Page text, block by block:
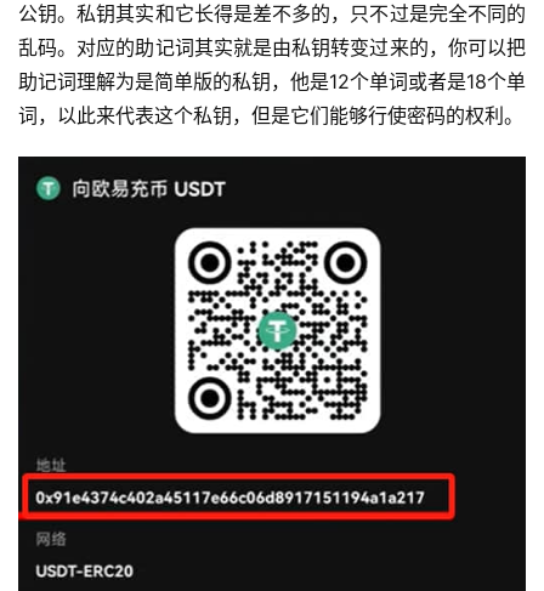
公钥。私钥其实和它长得是差不多的，只不过是完全不同的
乱码。对应的助记词其实就是由私钥转变过来的，你可以把
助记词理解为是简单版的私钥，他是12个单词或者是18个单
词，以此来代表这个私钥，但是它们能够行使密码的权利。